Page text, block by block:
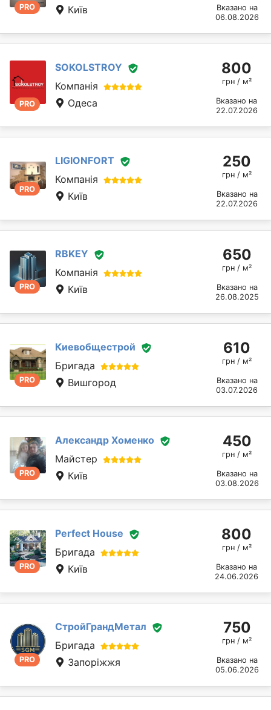
PRO
Київ
Вказано на
06.08.2026
PRO
SOKOLSTROY
Компанія
Одеса
800
грн / м²
Вказано на
22.07.2026
PRO
LIGIONFORT
Компанія
Київ
250
грн / м²
Вказано на
22.07.2026
PRO
RBKEY
Компанія
Київ
650
грн / м²
Вказано на
26.08.2025
PRO
Киевобщестрой
Бригада
Вишгород
610
грн / м²
Вказано на
03.07.2026
PRO
Александр Хоменко
Майстер
Київ
450
грн / м²
Вказано на
03.08.2026
PRO
Perfect House
Бригада
Київ
800
грн / м²
Вказано на
24.06.2026
PRO
СтройГрандМетал
Бригада
Запоріжжя
750
грн / м²
Вказано на
05.06.2026